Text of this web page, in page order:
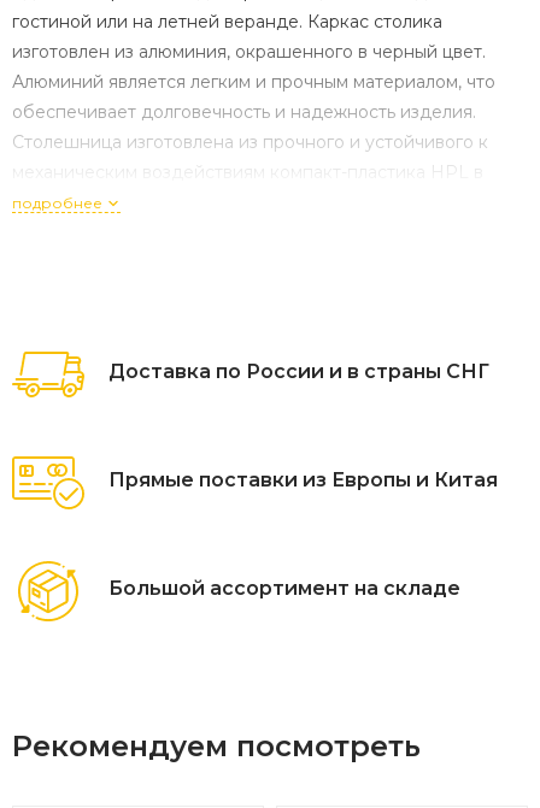
гостиной или на летней веранде. Каркас столика
изготовлен из алюминия, окрашенного в черный цвет.
Алюминий является легким и прочным материалом, что
обеспечивает долговечность и надежность изделия.
Столешница изготовлена из прочного и устойчивого к
механическим воздействиям компакт-пластика HPL в
цвете «черный мрамор».
подробнее
Доставка по России и в страны СНГ
Прямые поставки из Европы и Китая
Большой ассортимент на складе
Рекомендуем посмотреть